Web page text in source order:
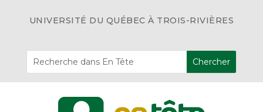
UNIVERSITÉ DU QUÉBEC À TROIS-RIVIÈRES